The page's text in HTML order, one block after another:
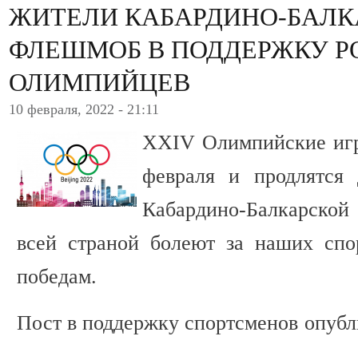
ЖИТЕЛИ КАБАРДИНО-
ФЛЕШМОБ В ПОДДЕРЖКУ
ОЛИМПИЙЦЕВ
10 февраля, 2022 - 21:11
XXIV Олимпийские
февраля и
Кабардино-
всей страной болеют за наших
победам.
Пост в поддержку спортсменов